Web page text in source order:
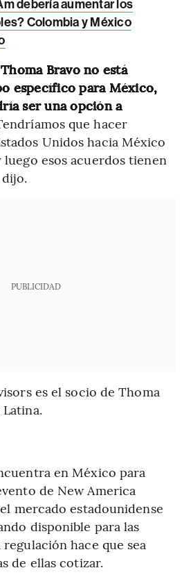
debería aumentar los
Colombia y México
Bravo no está
específico para México,
ser una opción a
que hacer
Unidos hacia México
esos acuerdos tienen
dijo.
PUBLICIDAD
es el socio de Thoma
en México para
de New America
mercado estadounidense
disponible para las
hace que sea
de ellas cotizar.